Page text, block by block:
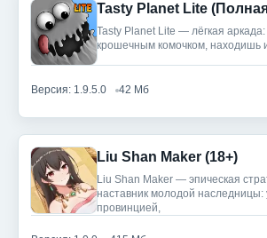
Tasty Planet Lite
Tasty Planet Lite — лёгкая
крошечным комочком, находишь
Версия: 1.9.5.0 42 Мб
Liu Shan Maker (18+)
Liu Shan Maker — эпическая
наставник молодой
провинцией,